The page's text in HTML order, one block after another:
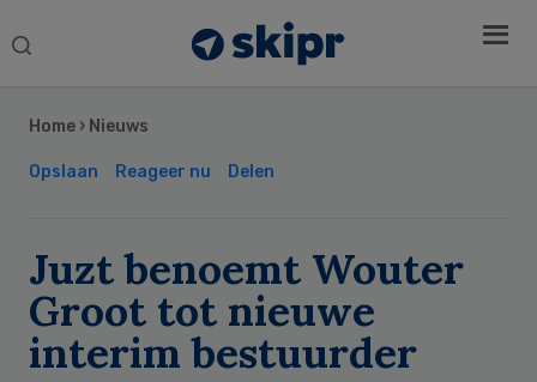
Search
Home › Nieuws
Opslaan Reageer nu Delen
Juzt benoemt Wouter
Groot tot nieuwe
interim bestuurder
Sidebar